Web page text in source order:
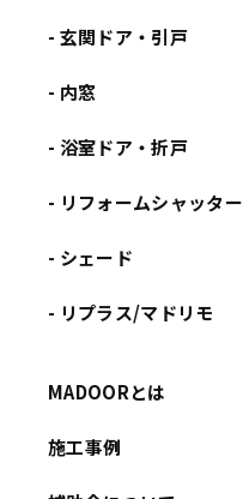
- 玄関ドア・引戸
- 内窓
- 浴室ドア・折戸
- リフォームシャッター
- シェード
- リプラス/マドリモ
MADOORとは
施工事例